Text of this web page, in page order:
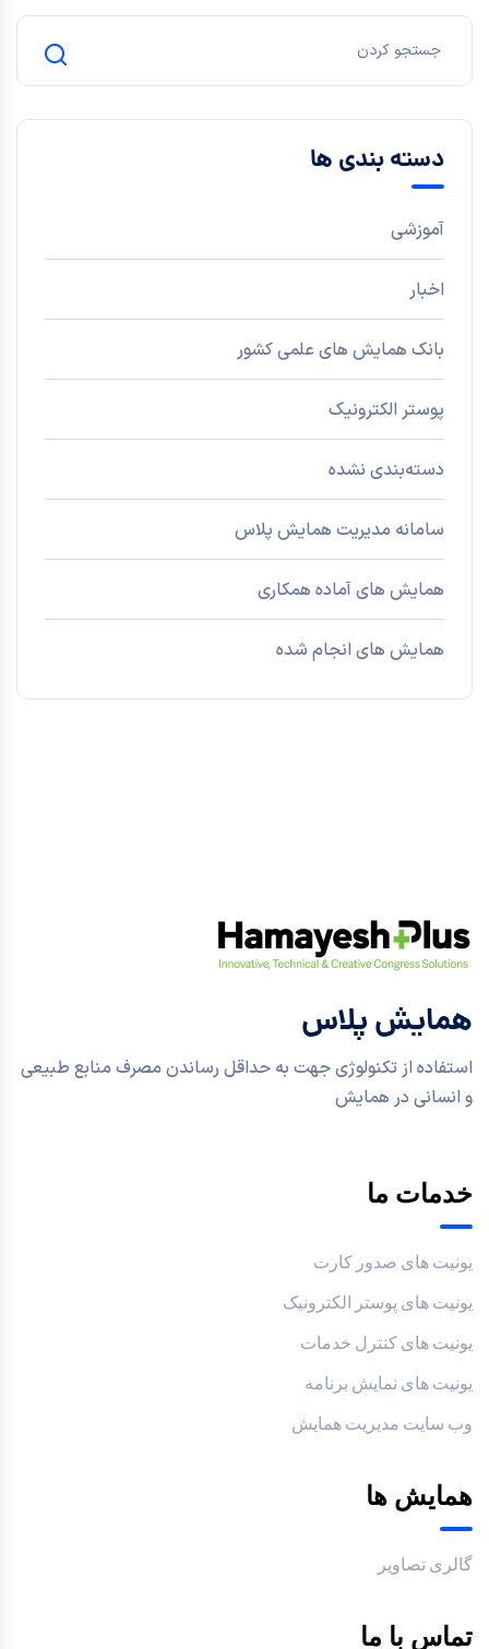
دسته بندی ها
آموزشی
اخبار
بانک همایش های علمی کشور
پوستر الکترونیک
دسته‌بندی نشده
سامانه مدیریت همایش پلاس
همایش های آماده همکاری
همایش های انجام شده
همایش پلاس
استفاده از تکنولوژی جهت به حداقل رساندن مصرف منابع طبیعی
و انسانی در همایش
خدمات ما
یونیت های صدور کارت
یونیت های پوستر الکترونیک
یونیت های کنترل خدمات
یونیت های نمایش برنامه
وب سایت مدیریت همایش
همایش ها
گالری تصاویر
تماس با ما